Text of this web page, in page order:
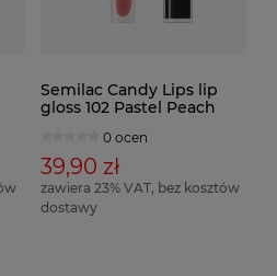
Semilac Candy Lips lip
gloss 102 Pastel Peach
0 ocen
39,90 zł
zawiera 23% VAT, bez kosztów
dostawy